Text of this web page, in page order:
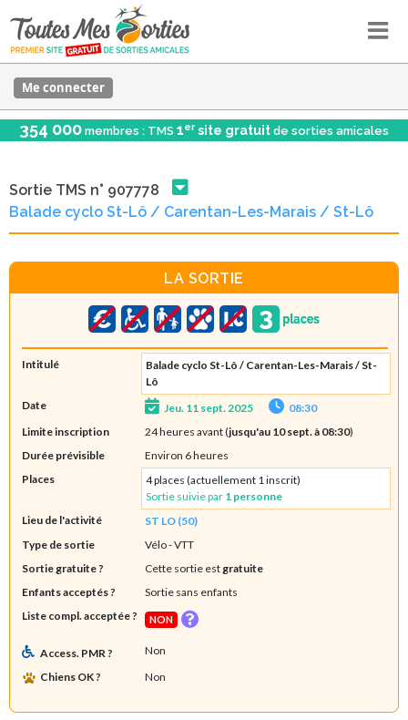
Me connecter
354 000 membres : TMS 1er site gratuit de sorties amicales
Sortie TMS n° 907778
Balade cyclo St-Lô / Carentan-Les-Marais / St-Lô
LA SORTIE
Intitulé
Balade cyclo St-Lô / Carentan-Les-Marais / St-
Lô
Date
Jeu. 11 sept. 2025
08:30
Limite inscription
24 heures avant (jusqu'au 10 sept. à 08:30)
Durée prévisible
Environ 6 heures
Places
4 places (actuellement 1 inscrit)
Sortie suivie par 1 personne
Lieu de l'activité
ST LO (50)
Type de sortie
Vélo - VTT
Sortie gratuite ?
Cette sortie est gratuite
Enfants acceptés ?
Sortie sans enfants
Liste compl. acceptée ?
NON
Access. PMR ?
Non
Chiens OK ?
Non